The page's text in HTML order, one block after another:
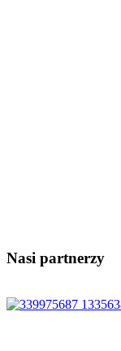
Nasi partnerzy